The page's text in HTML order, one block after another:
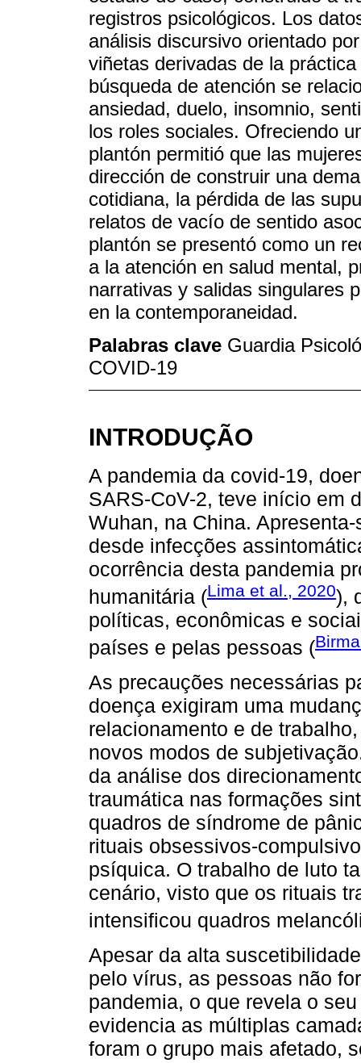
registros psicológicos. Los
análisis discursivo orientado
viñetas derivadas de la
búsqueda de atención se
ansiedad, duelo, insomnio,
los roles sociales. Ofreciendo
plantón permitió que las
dirección de construir una
cotidiana, la pérdida de las
relatos de vacío de sentido
plantón se presentó como un
a la atención en salud mental,
narrativas y salidas singulares
en la contemporaneidad.
Palabras clave Guardia
COVID-19
INTRODUÇÃO
A pandemia da covid-19,
SARS-CoV-2, teve início em
Wuhan, na China.
desde infecções
ocorrência desta pandemia
humanitária (Lima et al., 2020),
políticas, econômicas e
países e pelas pessoas (
As precauções necessárias
doença exigiram uma
relacionamento e de
novos modos de
da análise dos
traumática nas formações
quadros de síndrome de
rituais obsessivos-
psíquica. O trabalho de luto
cenário, visto que os rituais
intensificou quadros
Apesar da alta
pelo vírus, as pessoas não
pandemia, o que revela o
evidencia as múltiplas
foram o grupo mais afetado,